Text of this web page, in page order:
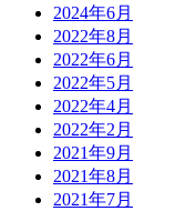
2024年6月
2022年8月
2022年6月
2022年5月
2022年4月
2022年2月
2021年9月
2021年8月
2021年7月